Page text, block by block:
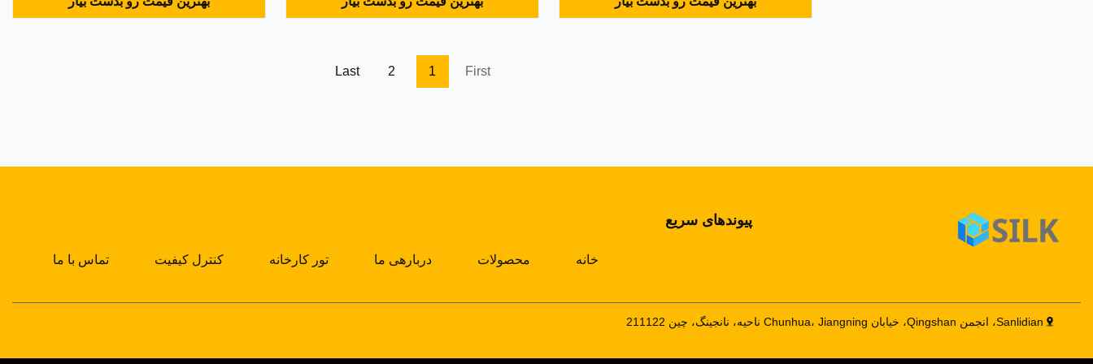
آلومینیومی با سایش ضد آ...
First
1
2
Last
پیوندهای سریع
خانه محصولات دربارهی ما تور کارخانه کنترل کیفیت تماس با ما
Sanlidian، انجمن Qingshan، خیابان Chunhua، Jiangning ناحیه، نانجینگ، چین 211122